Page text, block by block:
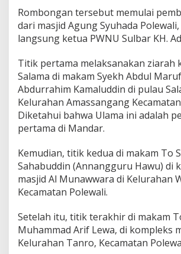
M
a
k
W
a
l
i
P
e
n
e
b
r
I
l
a
m
d
Rombongan tersebut memulai
dari masjid Agung Syuhada
langsung ketua PWNU Sulbar KH.
Titik pertama melaksanakan ziarah
Salama di makam Syekh Abdul
Abdurrahim Kamaluddin di pulau
Kelurahan Amassangang
Diketahui bahwa Ulama ini adalah
pertama di Mandar.
Kemudian, titik kedua di makam To
Sahabuddin (Annangguru Hawu) di
masjid Al Munawwara di Kelurahan
Kecamatan Polewali.
Setelah itu, titik terakhir di makam
Muhammad Arif Lewa, di kompleks
Kelurahan Tanro, Kecamatan